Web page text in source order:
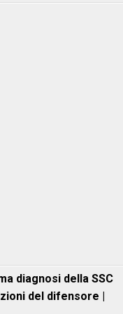
diagnosi della SSC
del difensore |